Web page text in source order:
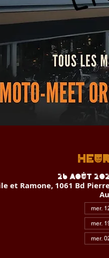
26 août
et Ramone, 1061 Bd
mer.
mer.
mer.